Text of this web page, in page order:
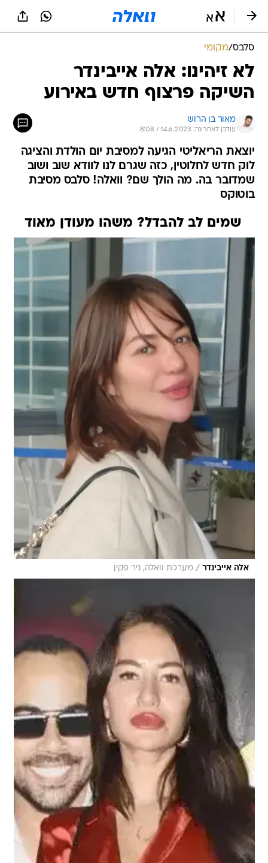
סלבס/מקומי
לא זיהינו: אלה אייבינדר
השיקה פרצוף חדש באירוע
מאור בן הרוש
עודכן לאחרונה: 14.6.2023 / 8:08
יוצאת הריאליטי הגיעה למסיבת יום הולדת והציגה
לוק חדש לחלוטין, כזה שגרם לנו לוודא שוב ושוב
שמדובר בה. מה הולך שם? וואלה! סלבס מסיבת
בוטוקס
שמים לב להבדל? משהו מעודן מאוד
אלה אייבינדר / מערכת וואלה, ניר פקין